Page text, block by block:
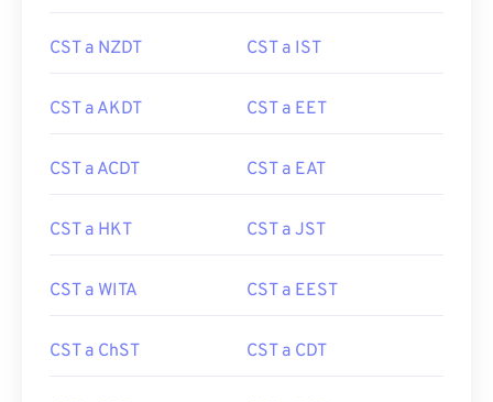
CST a NZDT CST a IST
CST a AKDT CST a EET
CST a ACDT CST a EAT
CST a HKT CST a JST
CST a WITA CST a EEST
CST a ChST CST a CDT